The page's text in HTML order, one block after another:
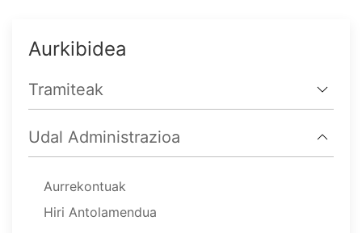
Aurkibidea
Tramiteak
Udal Administrazioa
Aurrekontuak
Hiri Antolamendua